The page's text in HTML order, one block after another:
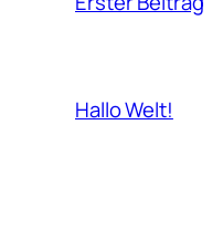
Hallo Welt!